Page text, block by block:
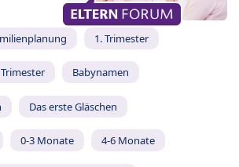
1. Trimester
Babynamen
Das erste Gläschen
0-3 Monate 4-6 Monate